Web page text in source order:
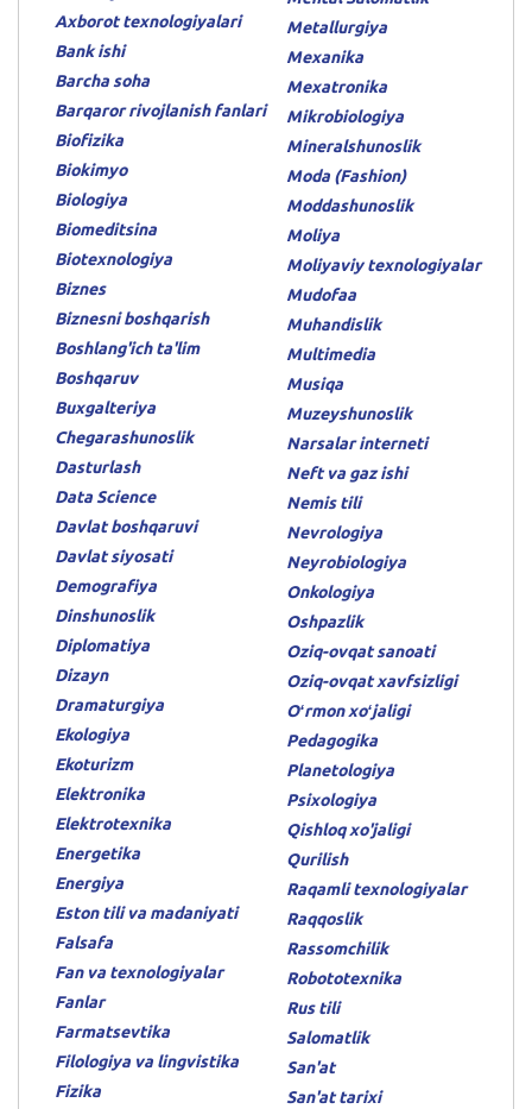
Axborot texnologiyalari
Bank ishi
Barcha soha
Barqaror rivojlanish fanlari
Biofizika
Biokimyo
Biologiya
Biomeditsina
Biotexnologiya
Biznes
Biznesni boshqarish
Boshlang'ich ta'lim
Boshqaruv
Buxgalteriya
Chegarashunoslik
Dasturlash
Data Science
Davlat boshqaruvi
Davlat siyosati
Demografiya
Dinshunoslik
Diplomatiya
Dizayn
Dramaturgiya
Ekologiya
Ekoturizm
Elektronika
Elektrotexnika
Energetika
Energiya
Eston tili va madaniyati
Falsafa
Fan va texnologiyalar
Fanlar
Farmatsevtika
Filologiya va lingvistika
Fizika
Metallurgiya
Mexanika
Mexatronika
Mikrobiologiya
Mineralshunoslik
Moda (Fashion)
Moddashunoslik
Moliya
Moliyaviy texnologiyalar
Mudofaa
Muhandislik
Multimedia
Musiqa
Muzeyshunoslik
Narsalar interneti
Neft va gaz ishi
Nemis tili
Nevrologiya
Neyrobiologiya
Onkologiya
Oshpazlik
Oziq-ovqat sanoati
Oziq-ovqat xavfsizligi
Oʻrmon xoʻjaligi
Pedagogika
Planetologiya
Psixologiya
Qishloq xo'jaligi
Qurilish
Raqamli texnologiyalar
Raqqoslik
Rassomchilik
Robototexnika
Rus tili
Salomatlik
San'at
San'at tarixi